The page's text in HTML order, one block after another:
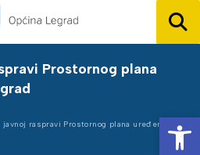
Prostornog plana
javnoj raspravi Prostornog plana uređenja O